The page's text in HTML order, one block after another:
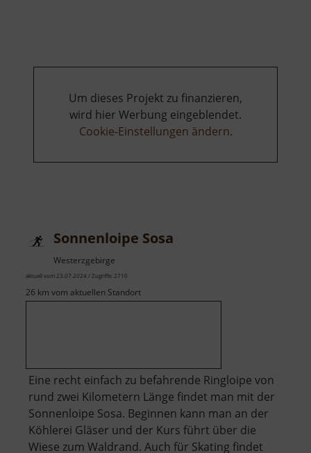
Um dieses Projekt zu finanzieren,
wird hier Werbung eingeblendet.
Cookie-Einstellungen ändern.
Sonnenloipe Sosa
Westerzgebirge
aktuell vom 23.07.2024 / Zugriffe: 2710
26 km vom aktuellen Standort
Eine recht einfach zu befahrende Ringloipe von
rund zwei Kilometern Länge findet man mit der
Sonnenloipe Sosa. Beginnen kann man an der
Köhlerei Gläser und der Kurs führt über die
Wiese zum Waldrand. Auch für Skating findet